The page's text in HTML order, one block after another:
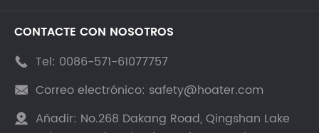
CONTACTE CON NOSOTROS
 Tel: 0086-571-61077757
 Correo electrónico: safety@hoater.com
 Añadir: No.268 Dakang Road, Qingshan Lake